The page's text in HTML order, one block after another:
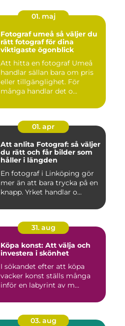
01. maj
Fotograf umeå så väljer du
rätt fotograf för dina
viktigaste ögonblick
Att hitta en fotograf Umeå
handlar sällan bara om pris
eller tillgänglighet. För
många handlar det o...
01. apr
Att anlita Fotograf: så väljer
du rätt och får bilder som
håller i längden
En fotograf i Linköping gör
mer än att bara trycka på en
knapp. Yrket handlar o...
31. aug
Köpa konst: Att välja och
investera i skönhet
I sökandet efter att köpa
vacker konst ställs många
inför en labyrint av m...
03. aug